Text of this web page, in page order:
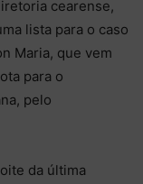
cearense,
lista para o caso
Maria, que vem
para o
pelo
da última